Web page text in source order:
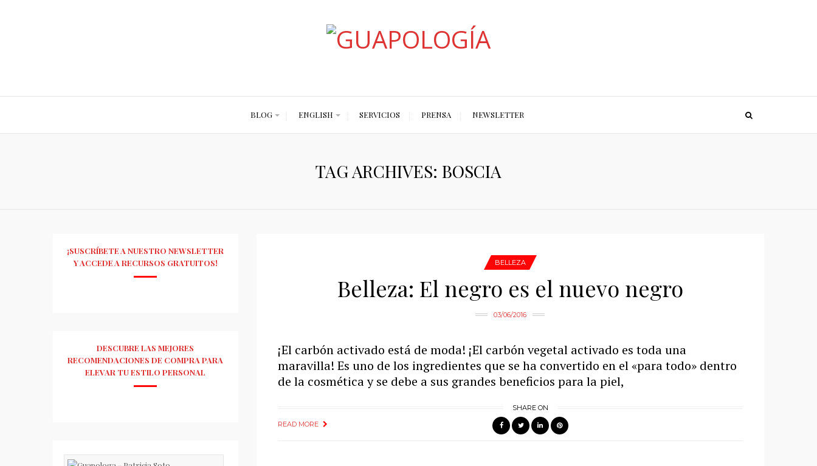
BLOG ENGLISH SERVICIOS PRENSA NEWSLETTER
TAG ARCHIVES: BOSCIA
BELLEZA
Belleza: El negro es el nuevo negro
03/06/2016
¡El carbón activado está de moda! ¡El carbón vegetal activado es toda una
maravilla! Es uno de los ingredientes que se ha convertido en el «para todo» dentro
de la cosmética y se debe a sus grandes beneficios para la piel,
READ MORE
SHARE ON
¡SUSCRÍBETE A NUESTRO NEWSLETTER
Y ACCEDE A RECURSOS GRATUITOS!
DESCUBRE LAS MEJORES
RECOMENDACIONES DE COMPRA PARA
ELEVAR TU ESTILO PERSONAL